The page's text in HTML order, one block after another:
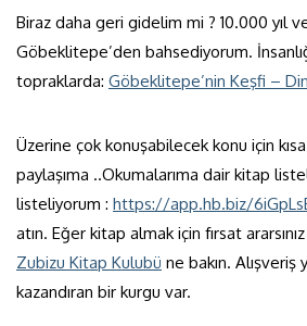
Biraz daha geri gidelim mi ? 10.000 yıl
Göbeklitepe’den bahsediyorum.
topraklarda: Göbeklitepe’nin Keşfi –
Üzerine çok konuşabilecek konu için
paylaşıma ..Okumalarıma dair kitap
listeliyorum : https://app.hb.biz/
atın. Eğer kitap almak için fırsat
Zubizu Kitap Kulubü ne bakın. Alışveriş
kazandıran bir kurgu var.